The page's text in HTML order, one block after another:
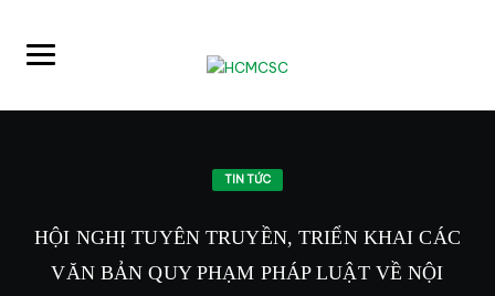
TIN TỨC
HỘI NGHỊ TUYÊN TRUYỀN, TRIỂN KHAI CÁC
VĂN BẢN QUY PHẠM PHÁP LUẬT VỀ NỘI